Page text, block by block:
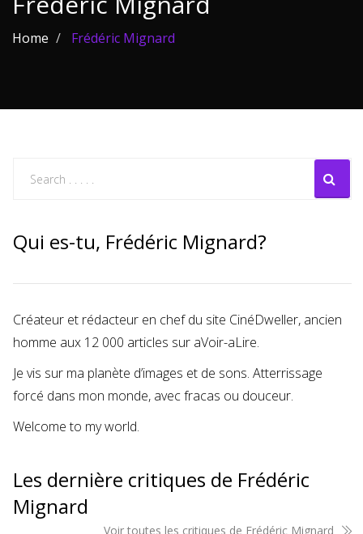
Les films par
Les Dossiers
Les acteurs
Les réalisateurs
Home Frédéric Mignard
Qui es-tu, Frédéric Mignard?
Créateur et rédacteur en chef du site CinéDweller, ancien
homme aux 12 000 articles sur aVoir-aLire.
Je vis sur ma planète d’images et de sons. Atterrissage
forcé dans mon monde, avec fracas ou douceur.
Welcome to my world.
Les dernière critiques de Frédéric
Mignard
Voir toutes les critiques de Frédéric Mignard